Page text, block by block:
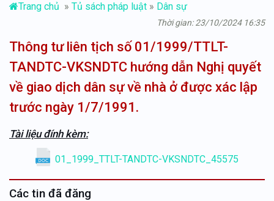
Trang chủ » Tủ sách pháp luật » Dân sự
Thời gian: 23/10/2024 16:35
Thông tư liên tịch số 01/1999/TTLT-
TANDTC-VKSNDTC hướng dẫn Nghị quyết
về giao dịch dân sự về nhà ở được xác lập
trước ngày 1/7/1991.
Tài liệu đính kèm:
01_1999_TTLT-TANDTC-VKSNDTC_45575
Các tin đã đăng